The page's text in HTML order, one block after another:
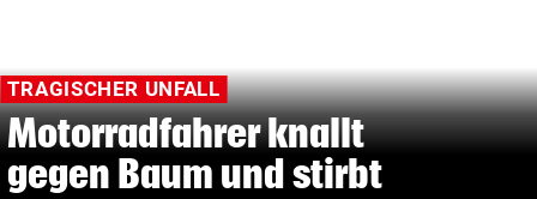
TRAGISCHER UNFALL
Motorradfahrer knallt
gegen Baum und stirbt